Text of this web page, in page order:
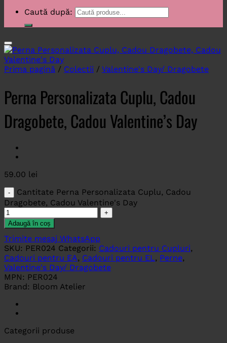
Caută după:
Prima pagină / Colectii / Valentine's Day/ Dragobete
Perna Personalizata Cuplu, Cadou
Dragobete, Cadou Valentine’s Day
59.00 lei
Cantitate Perna Personalizata Cuplu, Cadou
Dragobete, Cadou Valentine's Day
Adaugă în coș
Trimite mesaj WhatsApp
SKU: PER024 Categorii: Cadouri pentru Cupluri,
Cadouri pentru EA, Cadouri pentru EL, Perne,
Valentine's Day/ Dragobete
MPN: PER024
Brand: Bloom Atelier
Categorii produse